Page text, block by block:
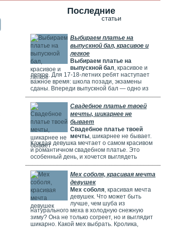
Последние
статьи
Выбираем платье на
выпускной бал, красивое и
легкое
Выбираем платье на
выпускной бал, красивое и
легкое. Для 17-18-летних ребят наступает
важное время: школа позади, экзамены
сданы. Впереди выпускной бал — одно из
самых красивых и радостных событий.
Особенно тщательно готовятся девушки.
Они заранее думают о наряде, прическе,
макияже и аксессуарах. Выпускной бал
можно сравнить с конкурсом красоты. Где
девушки соревнуются, кто лучше выглядит.
Свадебное платье твоей
мечты, шикарнее не
бывает
Свадебное платье твоей
мечты, шикарнее не бывает.
Каждая девушка мечтает о самом красивом
и романтичном свадебном платье. Это
особенный день, и хочется выглядеть
потрясающе! Но выбрать идеальное платье
может быть непросто. Раньше девушки
ходили по магазинам, смотрели каталоги и
искали платье в интернете. Сейчас это
проще благодаря онлайн-каталогам. Там
можно найти много красивых нарядов от
разных дизайнеров.
Мех соболя, красивая мечта
девушек
Мех соболя, красивая мечта
девушек. Что может быть
лучше, чем шуба из
натурального меха в холодную снежную
зиму? Она не только согреет, но и выглядит
шикарно. Какой мех выбрать. Кролика,